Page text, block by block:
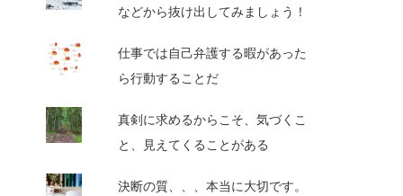
などから抜け出してみましょう！
仕事では自己弁護する暇があった
ら行動することだ
真剣に求めるからこそ、気づくこ
と、見えてくることがある
決断の質、、、本当に大切です。